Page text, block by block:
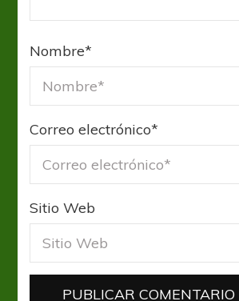
Nombre*
Correo electrónico*
Sitio Web